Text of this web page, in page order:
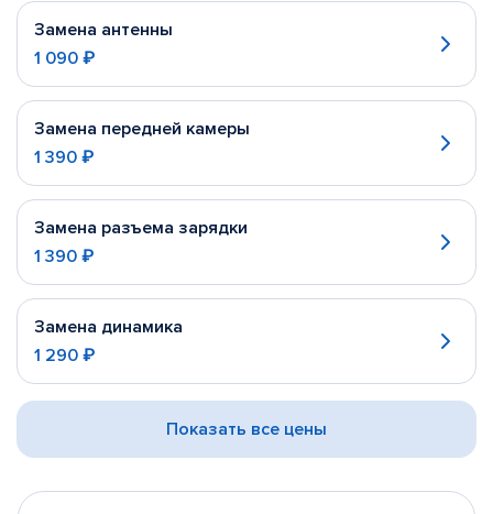
Замена антенны
1 090 ₽
Замена передней камеры
1 390 ₽
Замена разъема зарядки
1 390 ₽
Замена динамика
1 290 ₽
Показать все цены